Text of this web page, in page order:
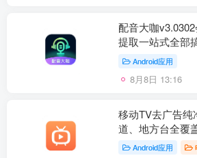
配音大咖
提取一站式全部
Android应用
8月8日 13:16
移动TV去广告纯
道、地方台全覆
Android应用